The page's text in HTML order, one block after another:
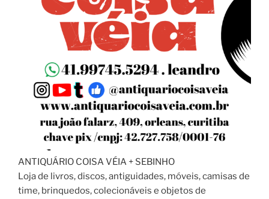
ANTIQUÁRIO COISA VÉIA + SEBINHO
Loja de livros, discos, antiguidades, móveis, camisas de
time, brinquedos, colecionáveis e objetos de